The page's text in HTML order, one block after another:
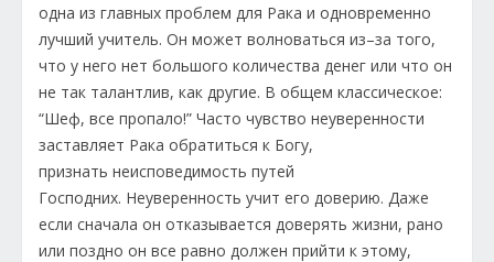
одна из главных проблем для Рака и одновременно
лучший учитель. Он может волноваться из–за того,
что у него нет большого количества денег или что он
не так талантлив, как другие. В общем классическое:
“Шеф, все пропало!” Часто чувство неуверенности
заставляет Рака обратиться к Богу,
признать неисповедимость путей
Господних. Неуверенность учит его доверию. Даже
если сначала он отказывается доверять жизни, рано
или поздно он все равно должен прийти к этому,